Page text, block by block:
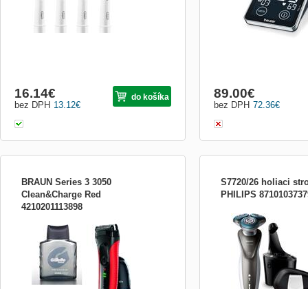
13.12€
bez DPH
16.14€ do košíka
72.36€
bez DPH
89.00€
BRAUN Series 3 3050
Clean&Charge Red
4210201113898
Comb , planžeta SensoFoil , zámok
holiace hlavy, výsuvný zastrihávač dlhých
fúzov , akumulátorový / sieťová prevádzka
, umývateľný, čistiaca a dobíjacia jednotka
C &amp; C
S7720/26 holiaci
PHILIPS
Holiace strojčeky Philips
špeciálne navrhnuté na
citlivej pokožky a
jedinečnou vrstvou
holiacemu strojčeku
kĺzať po vašej tvári.
maximálny komfort